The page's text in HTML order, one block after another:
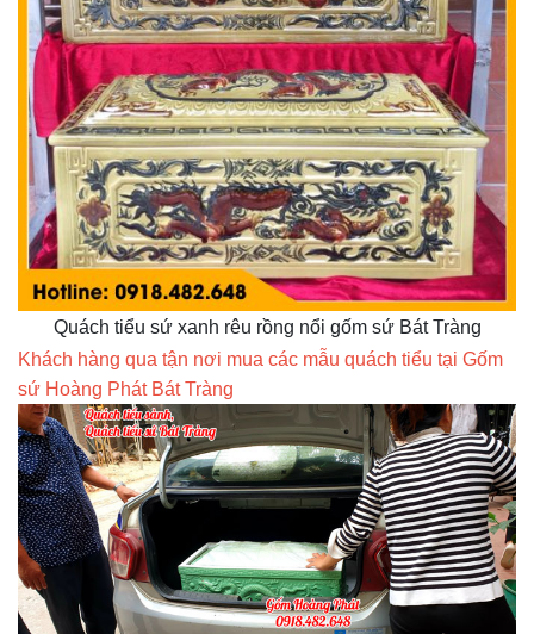
Quách tiểu sứ xanh rêu rồng nổi gốm sứ Bát Tràng
Khách hàng qua tận nơi mua các mẫu quách tiểu tại Gốm
sứ Hoàng Phát Bát Tràng